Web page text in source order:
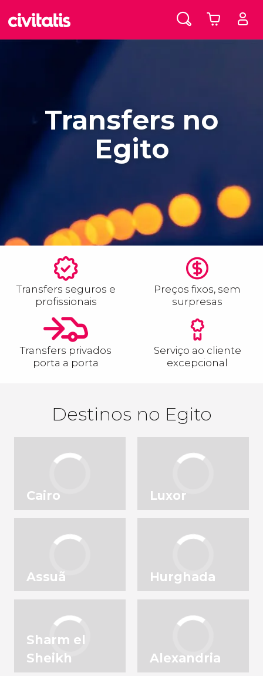
Transfers no
Egito
Transfers seguros e
profissionais
Preços fixos, sem
surpresas
Transfers privados
porta a porta
Serviço ao cliente
excepcional
Destinos no Egito
Cairo Luxor
Assuã Hurghada
Sharm el
Sheikh
Alexandria